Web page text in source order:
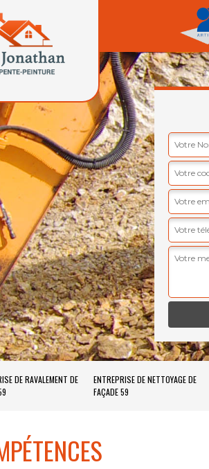
DE RAVALEMENT DE
ENTREPRISE DE NETTOYAGE DE
FAÇADE 59